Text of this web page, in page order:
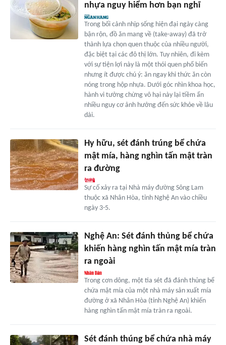
nhựa nguy hiểm hơn bạn nghĩ
Trong bối cảnh nhịp sống hiện đại ngày càng
bận rộn, đồ ăn mang về (take-away) đã trở
thành lựa chọn quen thuộc của nhiều người,
đặc biệt tại các đô thị lớn. Tuy nhiên, đi kèm
với sự tiện lợi này là một thói quen phổ biến
nhưng ít được chú ý: ăn ngay khi thức ăn còn
nóng trong hộp nhựa. Dưới góc nhìn khoa học,
hành vi tưởng chừng vô hại này lại tiềm ẩn
nhiều nguy cơ ảnh hưởng đến sức khỏe về lâu
dài.
Hy hữu, sét đánh trúng bể chứa
mật mía, hàng nghìn tấn mật tràn
ra đường
Sự cố xảy ra tại Nhà máy đường Sông Lam
thuộc xã Nhân Hòa, tỉnh Nghệ An vào chiều
ngày 3-5.
Nghệ An: Sét đánh thủng bể chứa
khiến hàng nghìn tấn mật mía tràn
ra ngoài
Trong cơn dông, một tia sét đã đánh thủng bể
chứa mật mía của một nhà máy sản xuất mía
đường ở xã Nhân Hòa (tỉnh Nghệ An) khiến
hàng nghìn tấn mật mía tràn ra ngoài.
Sét đánh thúng bể chứa nhà máy